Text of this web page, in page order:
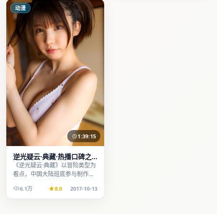
动漫
1:39:15
逆光疑云·典藏·热播口碑之
作剧情扎实演技在线
《逆光疑云·典藏》以冒险类型为
看点，中国大陆班底参与制作，
时段观看。
6.1万 8.0 2017-10-13